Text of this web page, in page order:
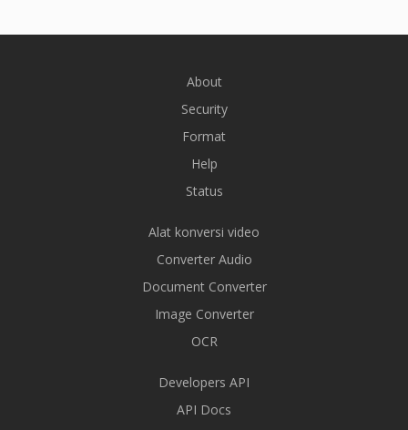
About
Security
Format
Help
Status
Alat konversi video
Converter Audio
Document Converter
Image Converter
OCR
Developers API
API Docs